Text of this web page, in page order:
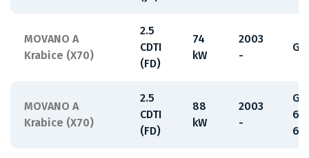
MOVANO A
Krabice (X70)
2.5
CDTI
(FD)
74
kW
2003
-
MOVANO A
Krabice (X70)
2.5
CDTI
(FD)
88
kW
2003
-